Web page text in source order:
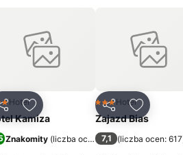
)
Dodaj do ulubionych
Hotel
Kamiza
Znakomity (liczba ocen: 3202)
UdostępnijDodaj
3 Kategoria
Hotel
Zajazd Bias
7,1 (liczba ocen: 617